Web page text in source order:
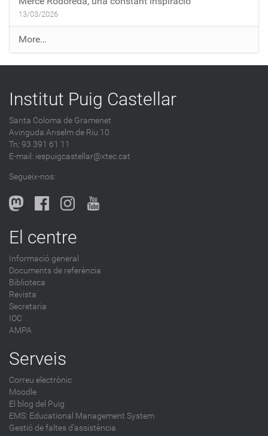
13/03/2026
E
n
t
a
e
s
a
b
l
o
-
More…
Institut Puig Castellar
Santa Coloma de Gramenet
Avinguda Anselm de Riu 10
Tn: 93 391 61 11
E-mail: iespuigcastellar@xtec.cat
Segueix-nos:
El centre
Informació general
Documents de referència
Biblioteca
Revista
Secretaria
IOC
AMPA
Serveis
Correu electrònic
Moodle
El blog del Puig
EMS: Educational Management System
Gestió de faltes d'assistència